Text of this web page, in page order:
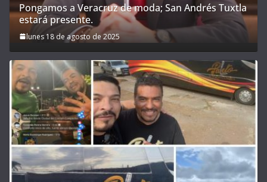
Pongamos a Veracruz de moda; San Andrés Tuxtla
estará presente.
lunes 18 de agosto de 2025